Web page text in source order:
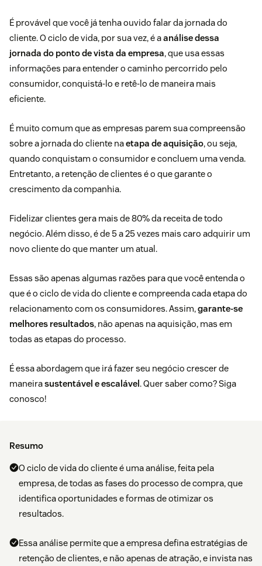
É provável que você já tenha ouvido falar da jornada do
cliente. O ciclo de vida, por sua vez, é aanálise dessa
jornada do ponto de vista da empresa, que usa essas
informações para entender o caminho percorrido pelo
consumidor, conquistá-lo e retê-lo de maneira mais
eficiente.
É muito comum que as empresas parem sua compreensão
sobre a jornada do cliente naetapa de aquisição, ou seja,
quando conquistam o consumidor e concluem uma venda.
Entretanto, a retenção de clientes é o que garante o
crescimento da companhia.
Fidelizar clientes gera mais de 80% da receitade todo
negócio. Além disso, é de 5 a 25 vezes mais caro adquirir um
novo cliente do que manter um atual.
Essas são apenas algumas razões para que você entenda o
que é o ciclo de vida do cliente e compreenda cada etapa do
relacionamento com os consumidores. Assim,garante-se
melhores resultados, não apenas na aquisição, mas em
todas as etapas do processo.
É essa abordagem que irá fazer seu negócio crescer de
maneirasustentável e escalável . Quer saber como? Siga
conosco!
Resumo
O ciclo de vida do cliente é uma análise, feita pela
empresa, de todas as fases do processo de compra, que
identifica oportunidades e formas de otimizar os
resultados.
Essa análise permite que a empresa defina estratégias de
retenção de clientes, e não apenas de atração, e invista nas